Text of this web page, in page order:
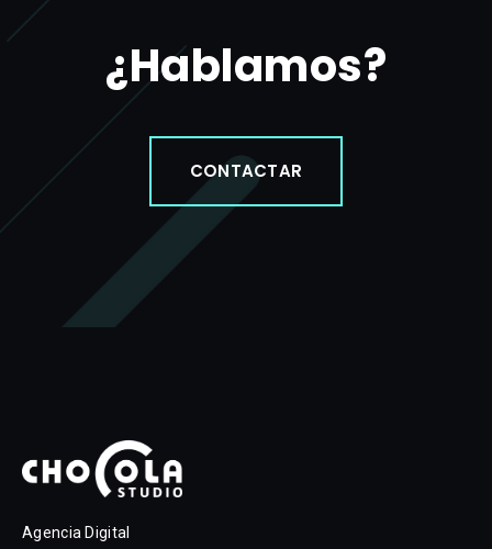
¿Hablamos?
CONTACTAR
Agencia Digital